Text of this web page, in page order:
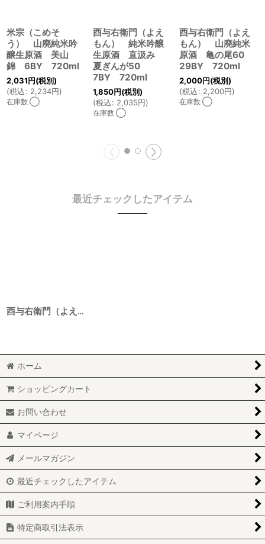
米宗（こめそ
う） 山廃純米吟
醸生原酒 美山
錦 6BY 720ml
2,031円(税別)
(税込: 2,234円)
在庫数 ◯
酉与右衛門（よえ
もん） 純米吟醸
生原酒 直汲み
夏ぎんが50
7BY 720ml
1,850円(税別)
(税込: 2,035円)
在庫数 ◯
酉与右衛門（よえ
もん） 山廃純米
原酒 亀の尾60
29BY 720ml
2,000円(税別)
(税込: 2,200円)
在庫数 ◯
最近チェックしたアイテム
酉与右衛門（よえもん） 山廃純米原酒 美山錦55 1BY 720ml
ホーム
ショッピングカート
お問い合わせ
マイページ
メールマガジン
最近チェックしたアイテム
ご利用案内手順
特定商取引法表示